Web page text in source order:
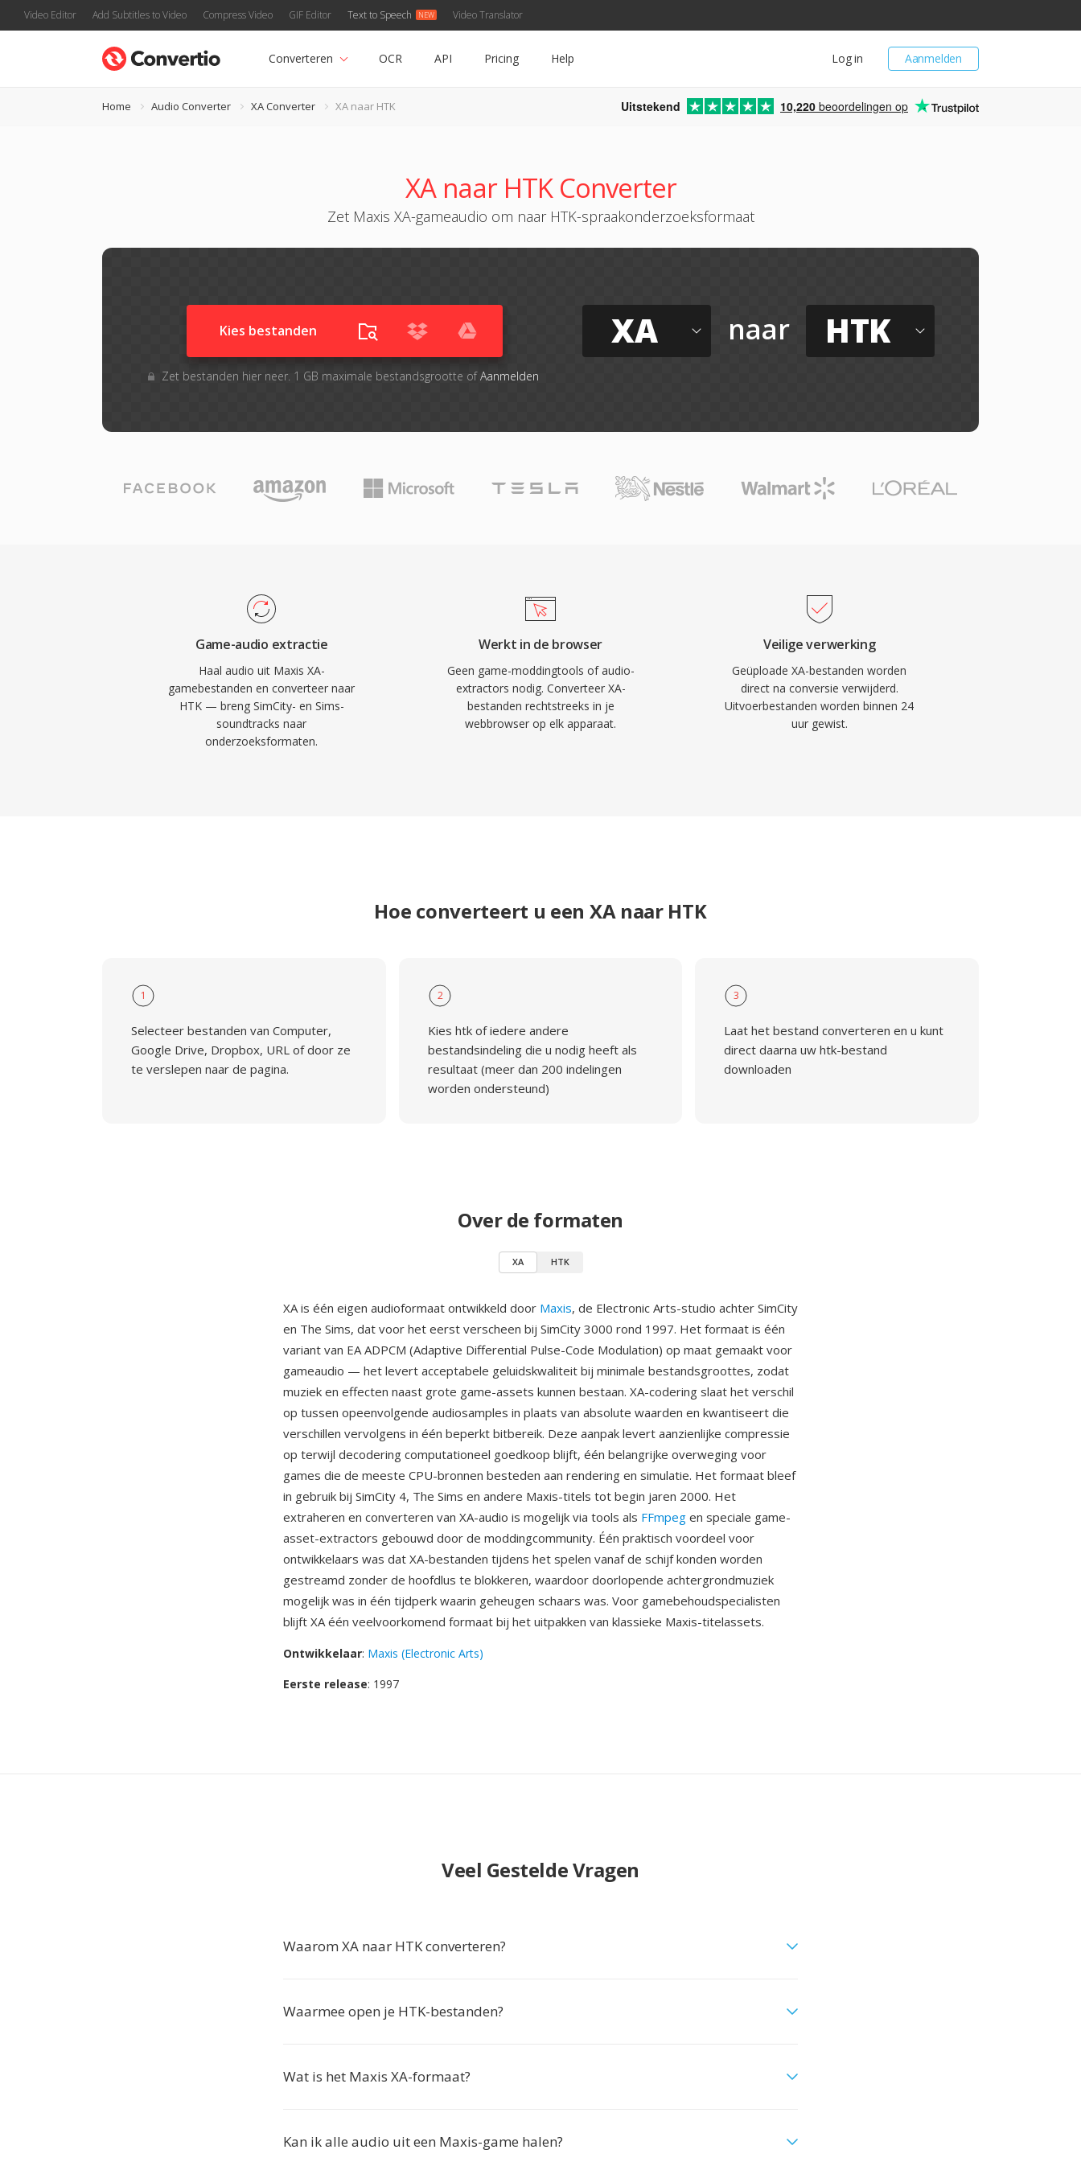
Video Editor Add Subtitles to Video Compress Video GIF Editor Text to Speech Video Translator
Aanmelden
Log in
Converteren OCR API Pricing Help
Home Audio Converter XA Converter XA naar HTK Uitstekend 10,220 beoordelingen op
XA naar HTK Converter
Zet Maxis XA-gameaudio om naar HTK-spraakonderzoeksformaat
Kies bestanden
Zet bestanden hier neer. 1 GB maximale bestandsgrootte ofAanmelden
XA naar HTK
Game-audio extractie
Haal audio uit Maxis XA-
gamebestanden en converteer naar
HTK — breng SimCity- en Sims-
soundtracks naar
onderzoeksformaten.
Werkt in de browser
Geen game-moddingtools of audio-
extractors nodig. Converteer XA-
bestanden rechtstreeks in je
webbrowser op elk apparaat.
Veilige verwerking
Geüploade XA-bestanden worden
direct na conversie verwijderd.
Uitvoerbestanden worden binnen 24
uur gewist.
Hoe converteert u een XA naar HTK
1
Selecteer bestanden van Computer,
Google Drive, Dropbox, URL of door ze
te verslepen naar de pagina.
2
Kies htk of iedere andere
bestandsindeling die u nodig heeft als
resultaat (meer dan 200 indelingen
worden ondersteund)
3
Laat het bestand converteren en u kunt
direct daarna uw htk-bestand
downloaden
Over de formaten
XA HTK
XA is één eigen audioformaat ontwikkeld door Maxis, de Electronic Arts-studio achter SimCity
en The Sims, dat voor het eerst verscheen bij SimCity 3000 rond 1997. Het formaat is één
variant van EA ADPCM (Adaptive Differential Pulse-Code Modulation) op maat gemaakt voor
gameaudio — het levert acceptabele geluidskwaliteit bij minimale bestandsgroottes, zodat
muziek en effecten naast grote game-assets kunnen bestaan. XA-codering slaat het verschil
op tussen opeenvolgende audiosamples in plaats van absolute waarden en kwantiseert die
verschillen vervolgens in één beperkt bitbereik. Deze aanpak levert aanzienlijke compressie
op terwijl decodering computationeel goedkoop blijft, één belangrijke overweging voor
games die de meeste CPU-bronnen besteden aan rendering en simulatie. Het formaat bleef
in gebruik bij SimCity 4, The Sims en andere Maxis-titels tot begin jaren 2000. Het
extraheren en converteren van XA-audio is mogelijk via tools als FFmpeg en speciale game-
asset-extractors gebouwd door de moddingcommunity. Één praktisch voordeel voor
ontwikkelaars was dat XA-bestanden tijdens het spelen vanaf de schijf konden worden
gestreamd zonder de hoofdlus te blokkeren, waardoor doorlopende achtergrondmuziek
mogelijk was in één tijdperk waarin geheugen schaars was. Voor gamebehoudspecialisten
blijft XA één veelvoorkomend formaat bij het uitpakken van klassieke Maxis-titelassets.
Ontwikkelaar: Maxis (Electronic Arts)
Eerste release: 1997
Veel Gestelde Vragen
Waarom XA naar HTK converteren?
Waarmee open je HTK-bestanden?
Wat is het Maxis XA-formaat?
Kan ik alle audio uit een Maxis-game halen?